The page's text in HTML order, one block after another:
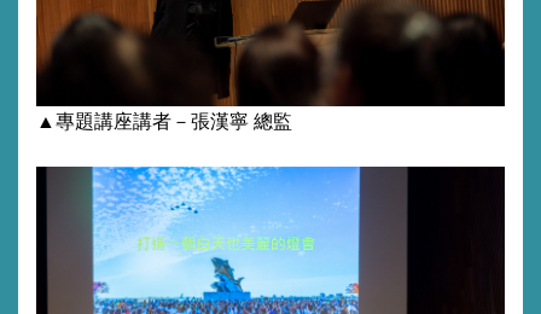
▲專題講座講者－張漢寧 總監